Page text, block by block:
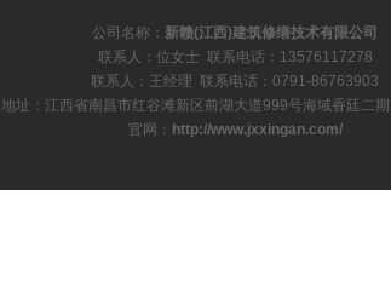
公司名称： 新赣(江西)建筑修缮技术有限公司
联系人：位女士 联系电话：13576117278
联系人：王经理 联系电话：0791-86763903
地址：江西省南昌市红谷滩新区前湖大道999号海域香廷二
官网： http://www.jxxingan.com/